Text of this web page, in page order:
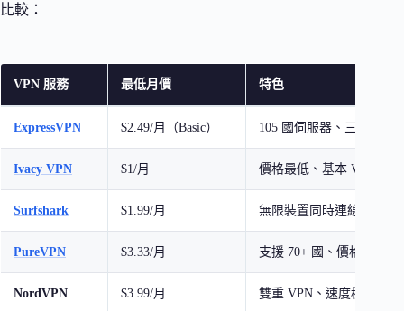
比較：
VPN 服務 最低月價 特色
ExpressVPN $2.49/月（Basic） 105 國伺服器、三種方案
Ivacy VPN $1/月 價格最低、基本 VPN 功
Surfshark $1.99/月 無限裝置同時連線
PureVPN $3.33/月 支援 70+ 國、價格實惠
NordVPN $3.99/月 雙重 VPN、速度穩定